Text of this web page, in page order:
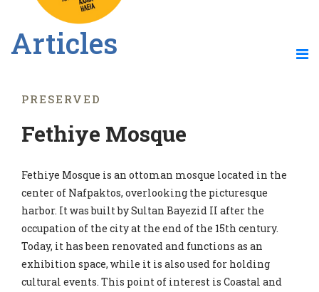
Articles
PRESERVED
Fethiye Mosque
Fethiye Mosque is an ottoman mosque located in the
center of Nafpaktos, overlooking the picturesque
harbor. It was built by Sultan Bayezid II after the
occupation of the city at the end of the 15th century.
Today, it has been renovated and functions as an
exhibition space, while it is also used for holding
cultural events. This point of interest is Coastal and